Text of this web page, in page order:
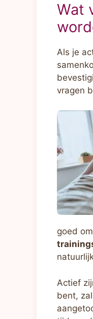
Wat
Als je
vragen
goed
Actief
bent,